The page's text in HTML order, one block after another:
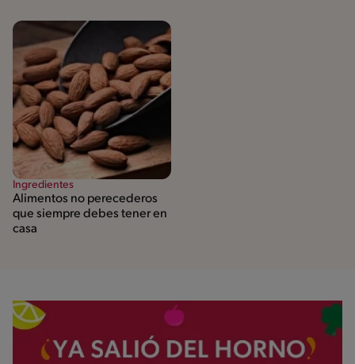
Ingredientes
Alimentos no perecederos
que siempre debes tener en
casa